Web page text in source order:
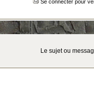
Se connecter pour
Le sujet ou